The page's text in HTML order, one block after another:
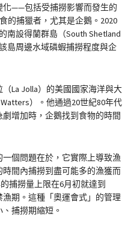
化——包括受捕撈影響而發生的
的捕獵者，尤其是企鵝。2020
南設得蘭群島（South Shetland
島周邊水域磷蝦捕撈程度與企
La Jolla）的美國國家海洋與大
）。他通過20世紀80年代
增加時，企鵝找到食物的時間
個問題在於，它實際上導致漁
間內捕撈到盡可能多的漁獲而
捕撈量上限在6月初就達到
期。這種「奧運會式」的管理
捕撈期縮短。